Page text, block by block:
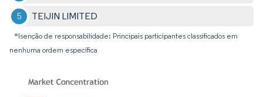
TEIJIN LIMITED
*Isenção de responsabilidade: Principais participantes classificados em
nenhuma ordem específica